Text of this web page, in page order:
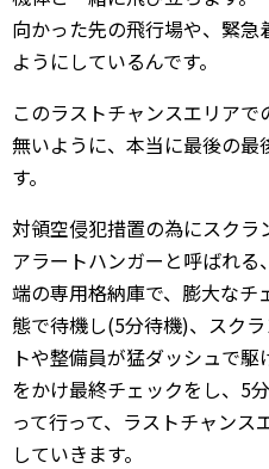
向かった先の飛行場や、緊
ようにしているんです。
このラストチャンスエリア
無いように、本当に最後の
す。
対領空侵犯措置の為にスクラ
アラートハンガーと呼ばれ
端の専用格納庫で、膨大な
態で待機し(5分待機)、スク
トや整備員が猛ダッシュで
をかけ最終チェックをし、5
って行って、ラストチャン
していきます。